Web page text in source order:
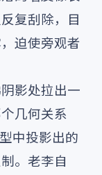
复刮除，目
迫使旁观者
影处拉出一
几何关系
中投影出的
。老李自